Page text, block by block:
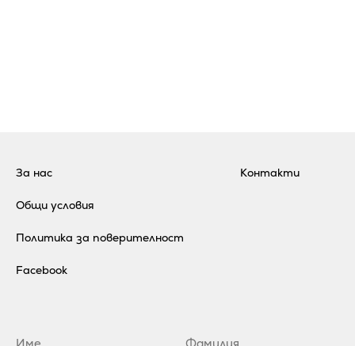
За нас
Общи условия
Политика за поверителност
Контакти
Facebook